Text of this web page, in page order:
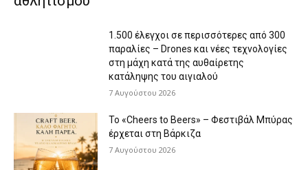
1.500 έλεγχοι σε περισσότερες από 300
παραλίες – Drones και νέες τεχνολογίες
στη μάχη κατά της αυθαίρετης
κατάληψης του αιγιαλού
7 Αυγούστου 2026
Το «Cheers to Beers» – Φεστιβάλ Μπύρας
έρχεται στη Βάρκιζα
7 Αυγούστου 2026